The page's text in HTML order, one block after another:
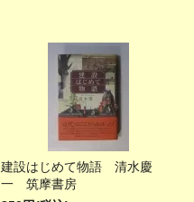
建設はじめて物語 清水慶
一 筑摩書房